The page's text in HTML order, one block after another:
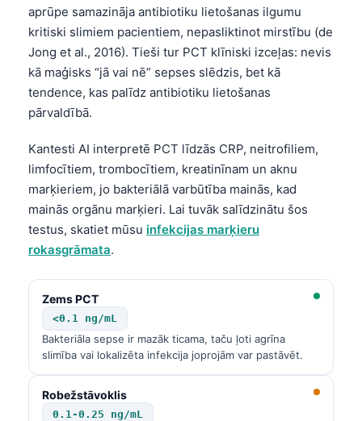
aprūpe samazināja antibiotiku lietošanas ilgumu
kritiski slimiem pacientiem, nepasliktinot mirstību (de
Jong et al., 2016). Tieši tur PCT klīniski izceļas: nevis
kā maģisks “jā vai nē” sepses slēdzis, bet kā
tendence, kas palīdz antibiotiku lietošanas
pārvaldībā.
Kantesti AI interpretē PCT līdzās CRP, neitrofiliem,
limfocītiem, trombocītiem, kreatinīnam un aknu
marķieriem, jo bakteriālā varbūtība mainās, kad
mainās orgānu marķieri. Lai tuvāk salīdzinātu šos
testus, skatiet mūsu infekcijas marķieru
rokasgrāmata.
Zems PCT
<0.1 ng/mL
Bakteriāla sepse ir mazāk ticama, taču ļoti agrīna
slimība vai lokalizēta infekcija joprojām var pastāvēt.
Robežstāvoklis
0.1-0.25 ng/mL